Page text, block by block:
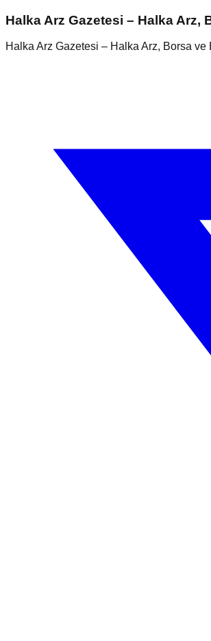
Halka Arz Gazetesi – Halka Arz,
Halka Arz Gazetesi – Halka Arz, Borsa